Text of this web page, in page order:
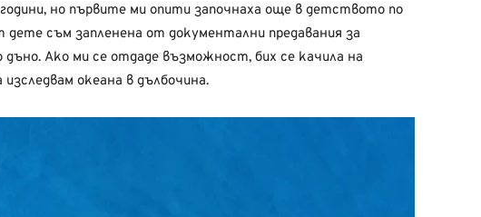
но първите ми опити започнаха още в детството по
съм запленена от документални предавания за
дъно. Ако ми се отдаде възможност, бих се качила на
изследвам океана в дълбочина.